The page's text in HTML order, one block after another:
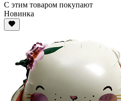
С этим товаром покупают
Новинка